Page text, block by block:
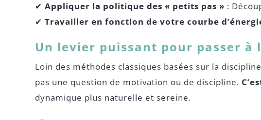
✔ Appliquer la politique des « petits pas » :
✔ Travailler en fonction de votre courbe
Un levier puissant pour passer à
Loin des méthodes classiques basées sur la
pas une question de motivation ou de discipline.
dynamique plus naturelle et sereine.